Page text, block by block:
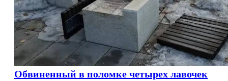
Обвиненный в поломке четырех лавочек